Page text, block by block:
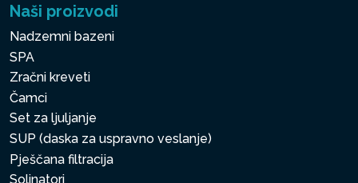
Naši proizvodi
Nadzemni bazeni
SPA
Zračni kreveti
Čamci
Set za ljuljanje
SUP (daska za uspravno veslanje)
Pješčana filtracija
Solinatori